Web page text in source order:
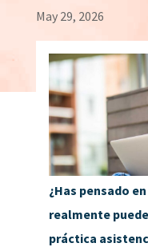
May 29, 2026
¿Has pensado
realmente
práctica